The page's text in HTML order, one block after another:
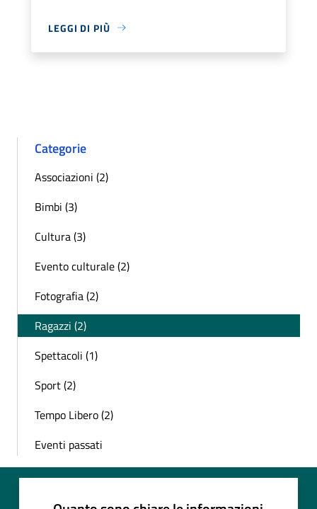
LEGGI DI PIÙ
Categorie
Associazioni (2)
Bimbi (3)
Cultura (3)
Evento culturale (2)
Fotografia (2)
Ragazzi (2)
Spettacoli (1)
Sport (2)
Tempo Libero (2)
Eventi passati